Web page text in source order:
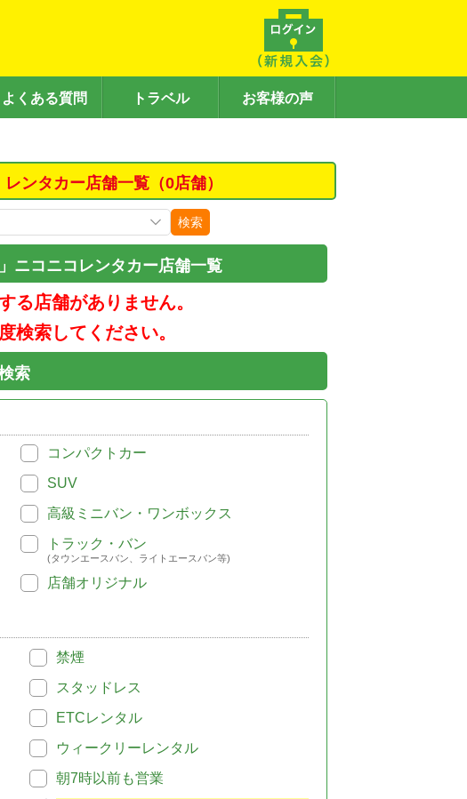
よくある質問 トラベル お客様の声
ンタカー店舗一覧（0店舗）
検索
ニコニコレンタカー店舗一覧
る店舗がありません。
検索してください。
索
コンパクトカー
SUV
高級ミニバン・ワンボックス
トラック・バン
(タウンエースバン、ライトエースバン等)
店舗オリジナル
禁煙
スタッドレス
ETCレンタル
ウィークリーレンタル
朝7時以前も営業